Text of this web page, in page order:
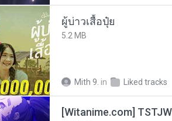
ผู้บ่าวเสื้อปุ๋ย
5.2 MB
Mith 9. in Liked tracks